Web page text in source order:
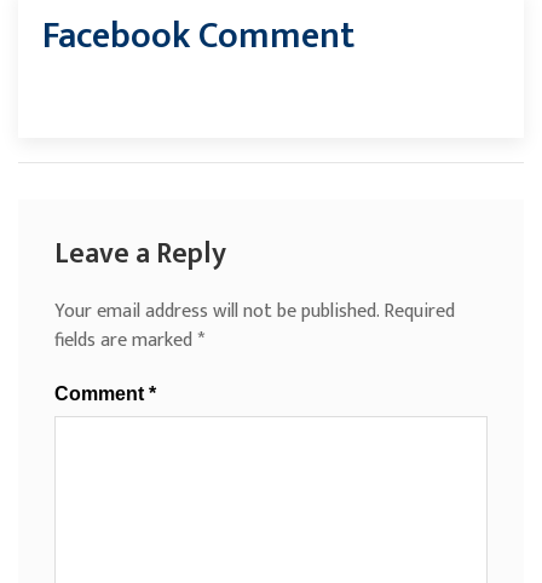
Facebook Comment
Leave a Reply
Your email address will not be published.Required
fields are marked*
Comment *